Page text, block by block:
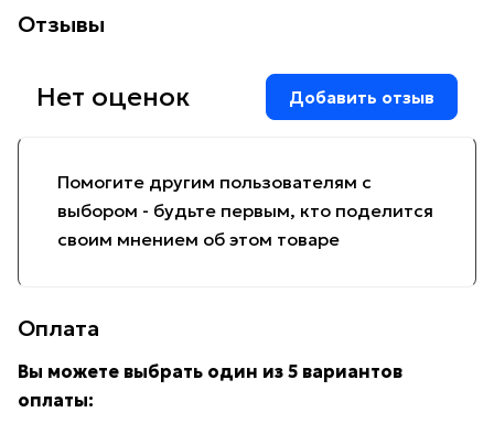
Отзывы
Помогите другим пользователям с
выбором - будьте первым, кто поделится
своим мнением об этом товаре
Нет оценок Добавить отзыв
Оплата
Вы можете выбрать один из 5 вариантов
оплаты: